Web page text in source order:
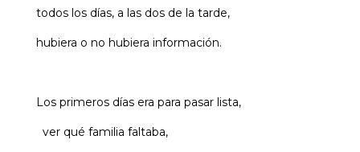
todos los días, a las dos de la tarde,
hubiera o no hubiera información.
Los primeros días era para pasar lista,
ver qué familia faltaba,